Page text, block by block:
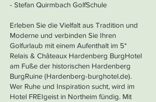
- Stefan Quirmbach GolfSchule
Erleben Sie die Vielfalt aus Tradition und
Moderne und verbinden Sie Ihren
Golfurlaub mit einem Aufenthalt im 5*
Relais & Châteaux Hardenberg BurgHotel
am Fuße der historischen Hardenberg
BurgRuine (Hardenberg-burghotel.de).
Wer Ruhe und Inspiration sucht, wird im
Hotel FREIgeist in Northeim fündig. Mit